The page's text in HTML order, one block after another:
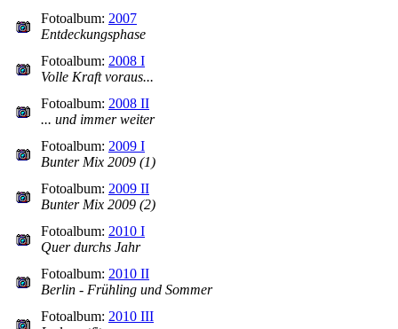
Fotoalbum: 2007
Entdeckungsphase
Fotoalbum: 2008 I
Volle Kraft voraus...
Fotoalbum: 2008 II
... und immer weiter
Fotoalbum: 2009 I
Bunter Mix 2009 (1)
Fotoalbum: 2009 II
Bunter Mix 2009 (2)
Fotoalbum: 2010 I
Quer durchs Jahr
Fotoalbum: 2010 II
Berlin - Frühling und Sommer
Fotoalbum: 2010 III